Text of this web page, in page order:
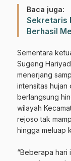
Baca juga:
Sekretaris
Berhasil
Sementara
Sugeng
menerjang
intensitas hujan
berlangsung
wilayah
rejoso tak
hingga meluap
“Beberapa hari